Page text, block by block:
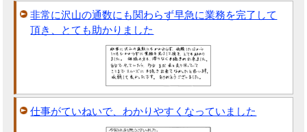
非常に沢山の通数にも関わらず早急に業務を完了して
頂き、とても助かりました
仕事がていねいで、わかりやすくなっていました